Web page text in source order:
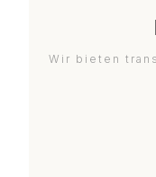
Wir bieten